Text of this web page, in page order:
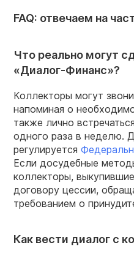
FAQ: отвечаем на
Что реально могут
«Диалог-Финанс»?
Коллекторы могут
напоминая о
также лично
одного раза в неделю.
регулируется
Если досудебные
коллекторы,
договору цессии,
требованием о
Как вести диалог с